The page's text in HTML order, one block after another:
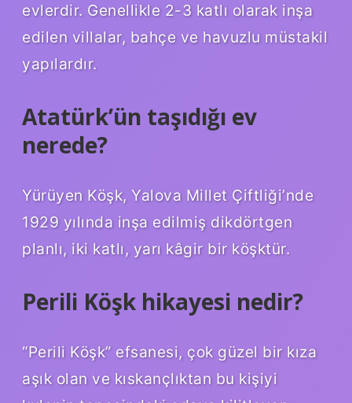
evlerdir. Genellikle 2-3 katlı olarak inşa
edilen villalar, bahçe ve havuzlu müstakil
yapılardır.
Atatürk’ün taşıdığı ev
nerede?
Yürüyen Köşk, Yalova Millet Çiftliği’nde
1929 yılında inşa edilmiş dikdörtgen
planlı, iki katlı, yarı kâgir bir köşktür.
Perili Köşk hikayesi nedir?
“Perili Köşk” efsanesi, çok güzel bir kıza
aşık olan ve kıskançlıktan bu kişiyi